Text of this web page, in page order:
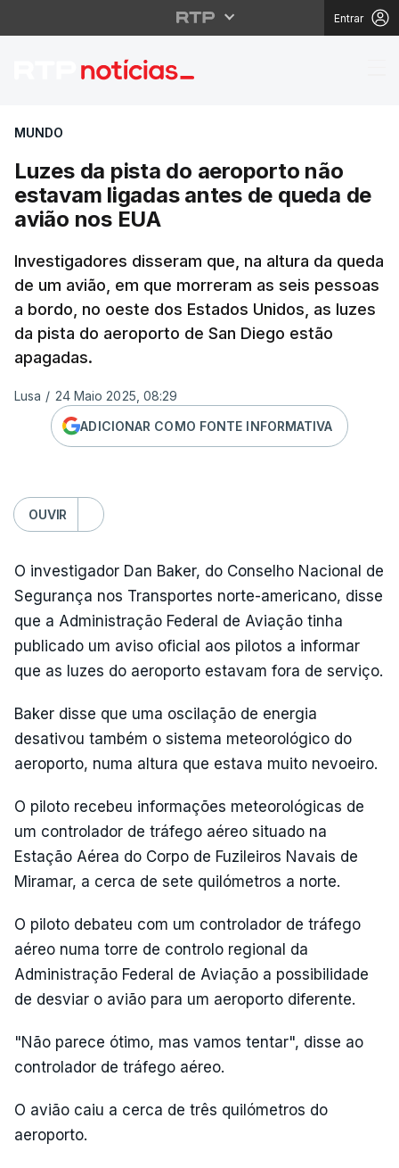
Entrar
Luzes da pista do
MUNDO
Luzes da pista do aeroporto não
estavam ligadas antes de queda de
avião nos EUA
Investigadores disseram que, na altura da queda
de um avião, em que morreram as seis pessoas
a bordo, no oeste dos Estados Unidos, as luzes
da pista do aeroporto de San Diego estão
apagadas.
Lusa / 24 Maio 2025, 08:29
ADICIONAR COMO FONTE INFORMATIVA
OUVIR
O investigador Dan Baker, do Conselho Nacional de
Segurança nos Transportes norte-americano, disse
que a Administração Federal de Aviação tinha
publicado um aviso oficial aos pilotos a informar
que as luzes do aeroporto estavam fora de serviço.
Baker disse que uma oscilação de energia
desativou também o sistema meteorológico do
aeroporto, numa altura que estava muito nevoeiro.
O piloto recebeu informações meteorológicas de
um controlador de tráfego aéreo situado na
Estação Aérea do Corpo de Fuzileiros Navais de
Miramar, a cerca de sete quilómetros a norte.
O piloto debateu com um controlador de tráfego
aéreo numa torre de controlo regional da
Administração Federal de Aviação a possibilidade
de desviar o avião para um aeroporto diferente.
"Não parece ótimo, mas vamos tentar", disse ao
controlador de tráfego aéreo.
O avião caiu a cerca de três quilómetros do
aeroporto.